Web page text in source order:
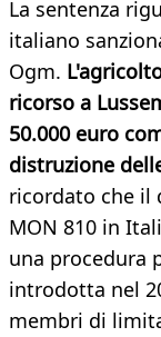
La sentenza
italiano
Ogm.
ricorso a
50.000 euro
distruzione
ricordato che il
MON 810 in
una procedura
introdotta nel
membri di